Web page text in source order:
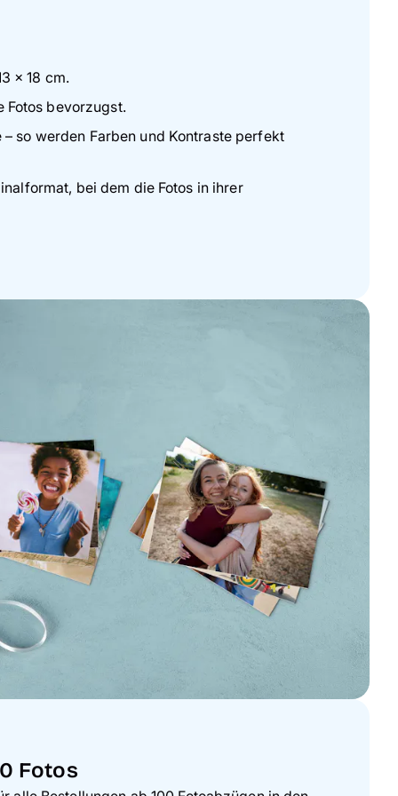
x 18 cm.
Fotos bevorzugst.
so werden Farben und Kontraste perfekt
bei dem die Fotos in ihrer
Fotos